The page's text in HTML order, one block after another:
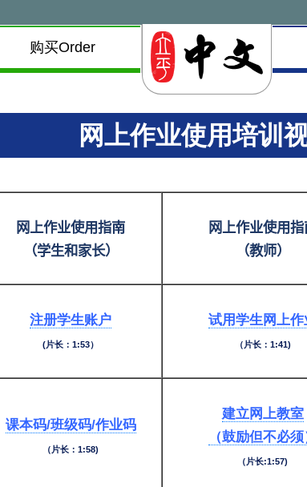
购买Order
网上作业使用培训
网上作业使用指南
（学生和家长）
网上作业使用指
（教师）
注册学生账户
(片长：1:53）
试用学生网上作
（片长：1:41)
课本码/班级码/作业码
（片长：1:58)
建立网上教室
（鼓励但不必须
（片长:1:57)